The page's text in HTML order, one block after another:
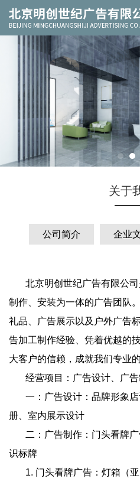
关于
公司简介 企业
北京明创世纪广告有限公
制作、安装为一体的广告团队
礼品、广告展示以及户外广告
告加工制作经验、凭着优越的
大客户的信赖，成就我们专业
经营项目：广告设计、广告
一：广告设计：品牌形象
册、室内展示设计
二：广告制作：门头看牌
识标牌
1. 门头看牌广告：灯箱（